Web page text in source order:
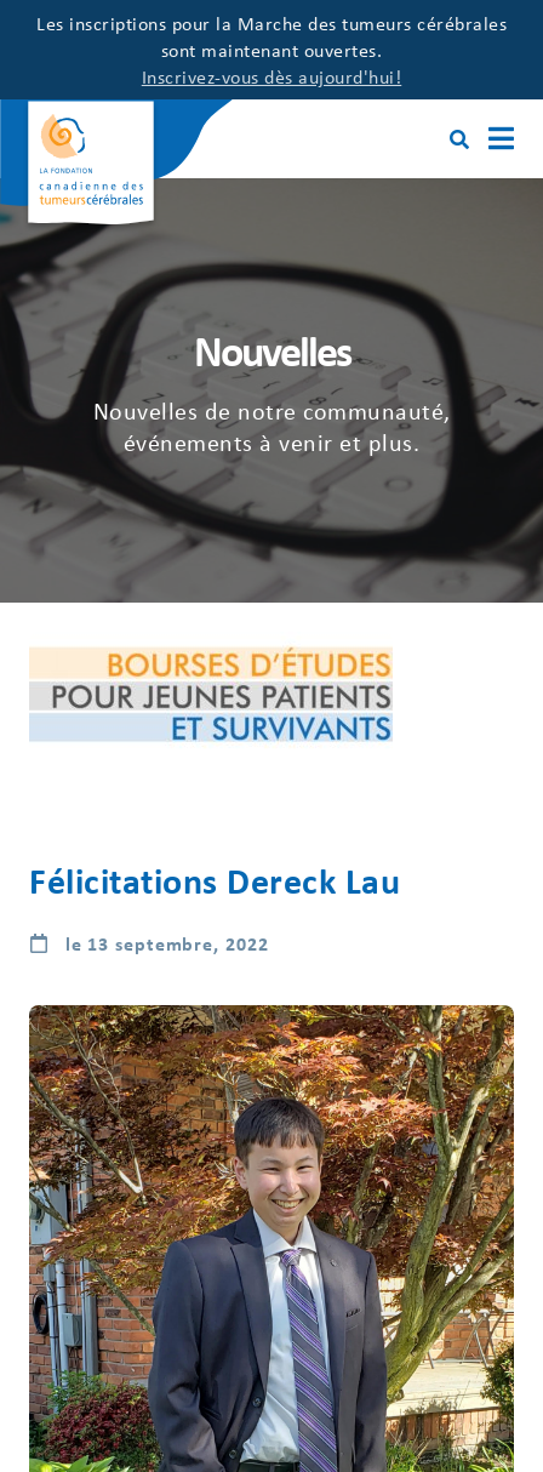
Les inscriptions pour la Marche des tumeurs cérébrales
sont maintenant ouvertes.
Inscrivez-vous dès aujourd'hui!
Nouvelles
Nouvelles de notre communauté,
événements à venir et plus.
Félicitations Dereck Lau
le 13 septembre, 2022